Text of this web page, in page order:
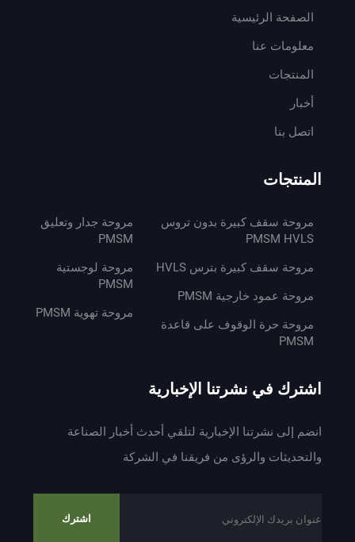
الصفحة الرئيسية
معلومات عنا
المنتجات
أخبار
اتصل بنا
المنتجات
مروحة سقف كبيرة بدون تروس
PMSM HVLS
مروحة سقف كبيرة بترس HVLS
مروحة عمود خارجية PMSM
مروحة حرة الوقوف على قاعدة
PMSM
مروحة جدار وتعليق
PMSM
مروحة لوجستية
PMSM
مروحة تهوية PMSM
اشترك في نشرتنا الإخبارية
انضم إلى نشرتنا الإخبارية لتلقي أحدث أخبار الصناعة
والتحديثات والرؤى من فريقنا في الشركة
اشترك